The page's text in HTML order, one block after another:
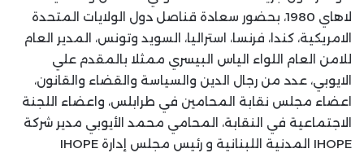
لاهاي 1980، بحضور سعادة قناصل دول الولايات المتحدة
الامريكية، كندا، فرنسا، استراليا، السويد وتونس، المدير العام
للامن العام اللواء الياس البيسري ممثلا بالمقدم علي
الايوبي، عدد من رجال الدين والسياسة والقضاء والقانون،
اعضاء مجلس نقابة المحامين في طرابلس، واعضاء اللجنة
الاجتماعية في النقابة، المحامي محمد الأيوبي مدير شركة
IHOPE المدنية اللبنانية و رئيس مجلس إدارة IHOPE